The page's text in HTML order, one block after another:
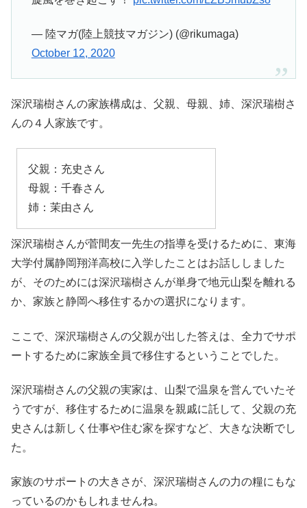
— 陸マガ(陸上競技マガジン) (@rikumaga)
October 12, 2020
深沢瑞樹さんの家族構成は、父親、母親、姉、深沢瑞樹さ
んの４人家族です。
父親：充史さん
母親：千春さん
姉：茉由さん
深沢瑞樹さんが菅間友一先生の指導を受けるために、東海
大学付属静岡翔洋高校に入学したことはお話ししました
が、そのためには深沢瑞樹さんが単身で地元山梨を離れる
か、家族と静岡へ移住するかの選択になります。
ここで、深沢瑞樹さんの父親が出した答えは、全力でサポ
ートするために家族全員で移住するということでした。
深沢瑞樹さんの父親の実家は、山梨で温泉を営んでいたそ
うですが、移住するために温泉を親戚に託して、父親の充
史さんは新しく仕事や住む家を探すなど、大きな決断でし
た。
家族のサポートの大きさが、深沢瑞樹さんの力の糧にもな
っているのかもしれませんね。